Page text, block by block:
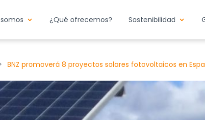
¿Qué ofrecemos? Sostenibilidad
BNZ promoverá 8 proyectos solares fotovoltaicos en